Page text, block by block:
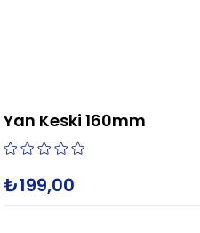
Yan Keski 160mm
₺199,00